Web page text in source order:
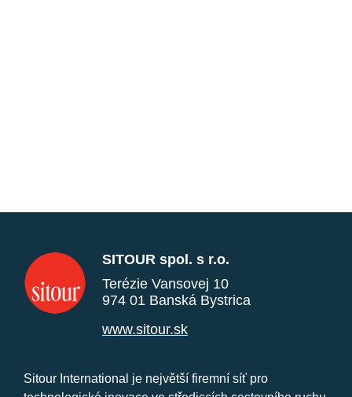
SITOUR spol. s r.o.
Terézie Vansovej 10
974 01 Banská Bystrica
www.sitour.sk
Sitour International je největší firemní síť pro